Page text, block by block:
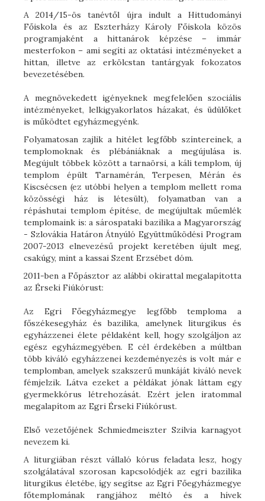
A 2014/15-ös tanévtől újra indult a Hittudományi
Főiskola és az Eszterházy Károly Főiskola közös
programjaként a hittanárok képzése – immár
mesterfokon – ami segíti az oktatási intézményeket a
hittan, illetve az erkölcstan tantárgyak fokozatos
bevezetésében.
A megnövekedett igényeknek megfelelően szociális
intézményeket, lelkigyakorlatos házakat, és üdülőket
is működtet egyházmegyénk.
Folyamatosan zajlik a hitélet legfőbb színtereinek, a
templomoknak és plébániáknak a megújulása is.
Megújult többek között a tarnaörsi, a káli templom, új
templom épült Tarnamérán, Terpesen, Mérán és
Kiscsécsen (ez utóbbi helyen a templom mellett roma
közösségi ház is létesült), folyamatban van a
répáshutai templom építése, de megújultak műemlék
templomaink is: a sárospataki bazilika a Magyarország
- Szlovákia Határon Átnyúló Együttműködési Program
2007-2013 elnevezésű projekt keretében újult meg,
csakúgy, mint a kassai Szent Erzsébet dóm.
2011-ben a Főpásztor az alábbi okirattal megalapította
az Érseki Fiúkórust:
Az Egri Főegyházmegye legfőbb temploma a
főszékesegyház és bazilika, amelynek liturgikus és
egyházzenei élete példaként kell, hogy szolgáljon az
egész egyházmegyében. E cél érdekében a múltban
több kiváló egyházzenei kezdeményezés is volt már e
templomban, amelyek szakszerű munkáját kiváló nevek
fémjelzik. Látva ezeket a példákat jónak láttam egy
gyermekkórus létrehozását. Ezért jelen iratommal
megalapítom az Egri Érseki Fiúkórust.
Első vezetőjének Schmiedmeiszter Szilvia karnagyot
nevezem ki.
A liturgiában részt vállaló kórus feladata lesz, hogy
szolgálatával szorosan kapcsolódjék az egri bazilika
liturgikus életébe, így segítse az Egri Főegyházmegye
főtemplomának rangjához méltó és a hívek